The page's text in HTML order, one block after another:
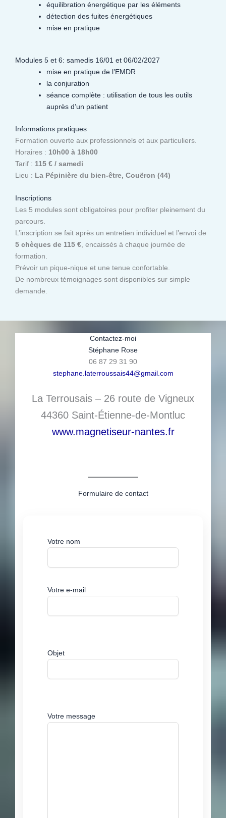
équilibration énergétique par les éléments
détection des fuites énergétiques
mise en pratique
Modules 5 et 6: samedis 16/01 et 06/02/2027
mise en pratique de l’EMDR
la conjuration
séance complète : utilisation de tous les outils
auprès d’un patient
Informations pratiques
Formation ouverte aux professionnels et aux particuliers.
Horaires : 10h00 à 18h00
Tarif : 115 € / samedi
Lieu : La Pépinière du bien-être, Couëron (44)
Inscriptions
Les 5 modules sont obligatoires pour profiter pleinement du
parcours.
L’inscription se fait après un entretien individuel et l’envoi de
5 chèques de 115 €, encaissés à chaque journée de
formation.
Prévoir un pique-nique et une tenue confortable.
De nombreux témoignages sont disponibles sur simple
demande.
Contactez-moi
Stéphane Rose
06 87 29 31 90
stephane.laterroussais44@gmail.com
La Terrousais – 26 route de Vigneux
44360 Saint-Étienne-de-Montluc
www.magnetiseur-nantes.fr
Formulaire de contact
Votre nom
Votre e-mail
Objet
Votre message